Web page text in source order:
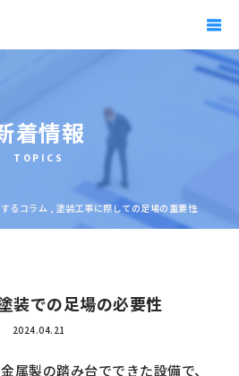
着情報
TOPICS
るコラム , 塗装工事に際しての足場の重要性
装での足場の必要性
2024.04.21
属製の踏み台でできた設備で、